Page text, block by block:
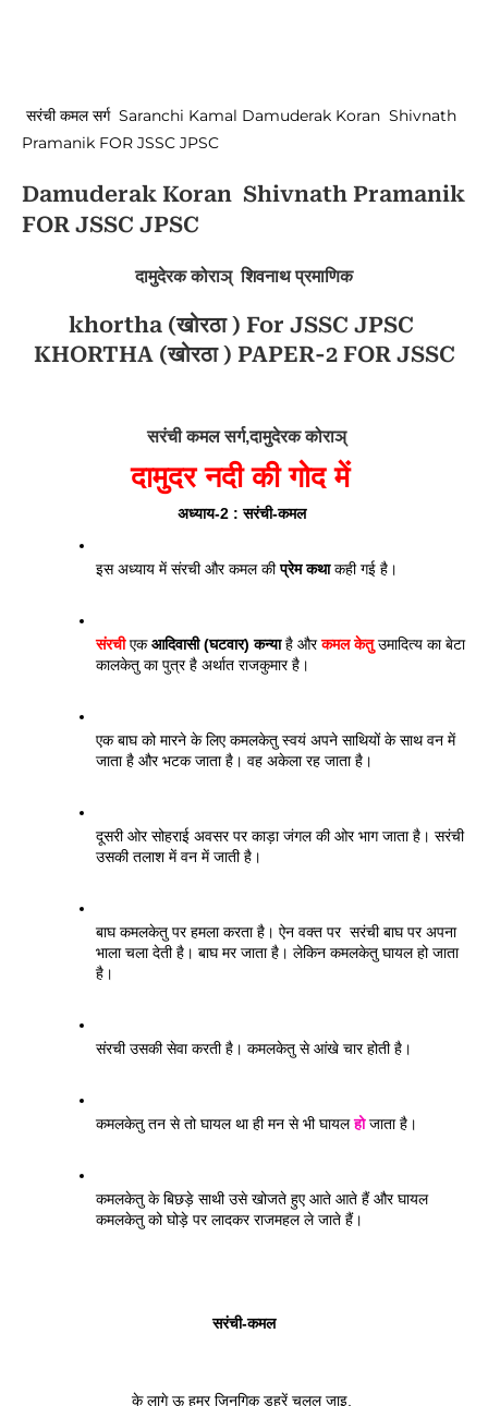
सरंची कमल सर्ग Saranchi Kamal Damuderak Koran Shivnath
Pramanik FOR JSSC JPSC
Damuderak Koran Shivnath Pramanik
FOR JSSC JPSC
दामुदेरक कोराञ् शिवनाथ प्रमाणिक
khortha (खोरठा ) For JSSC JPSC
KHORTHA (खोरठा ) PAPER-2 FOR JSSC
सरंची कमल सर्ग,दामुदेरक कोराञ्
दामुदर नदी की गोद में
अध्याय-2 : सरंची-कमल
इस अध्याय में संरची और कमल की प्रेम कथा कही गई है।
संरची एक आदिवासी (घटवार) कन्या है और कमल केतु उमादित्य का बेटा
कालकेतु का पुत्र है अर्थात राजकुमार है।
एक बाघ को मारने के लिए कमलकेतु स्वयं अपने साथियों के साथ वन में
जाता है और भटक जाता है। वह अकेला रह जाता है।
दूसरी ओर सोहराई अवसर पर काड़ा जंगल की ओर भाग जाता है। सरंची
उसकी तलाश में वन में जाती है।
बाघ कमलकेतु पर हमला करता है। ऐन वक्त पर  सरंची बाघ पर अपना
भाला चला देती है। बाघ मर जाता है। लेकिन कमलकेतु घायल हो जाता
है।
संरची उसकी सेवा करती है। कमलकेतु से आंखे चार होती है।
कमलकेतु तन से तो घायल था ही मन से भी घायल हो जाता है।
कमलकेतु के बिछड़े साथी उसे खोजते हुए आते आते हैं और घायल
कमलकेतु को घोड़े पर लादकर राजमहल ले जाते हैं।
सरंची-कमल
के लागे ऊ हमर जिनगिक डहरें चलल जाइ,